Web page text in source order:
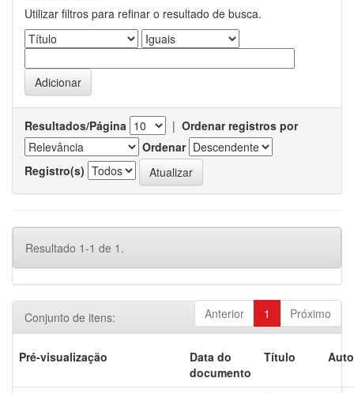
Utilizar filtros para refinar o resultado de busca.
Resultados/Página | Ordenar registros por
Ordenar
Registro(s)
Resultado 1-1 de 1.
Anterior 1 Próximo
Conjunto de itens:
Pré-visualização
Data do
documento
Título